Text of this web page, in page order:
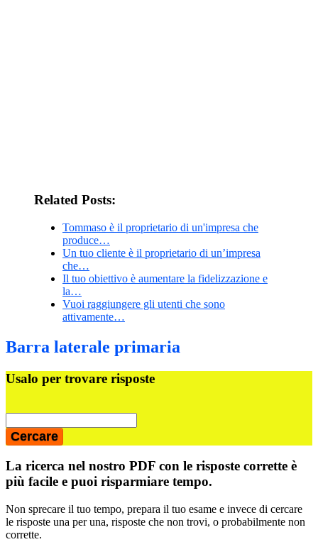
Related Posts:
Tommaso è il proprietario di un'impresa che
produce…
Un tuo cliente è il proprietario di un’impresa
che…
Il tuo obiettivo è aumentare la fidelizzazione e
la…
Vuoi raggiungere gli utenti che sono
attivamente…
Barra laterale primaria
Usalo per trovare risposte
La ricerca nel nostro PDF con le risposte corrette è
più facile e puoi risparmiare tempo.
Non sprecare il tuo tempo, prepara il tuo esame e invece di cercare
le risposte una per una, risposte che non trovi, o probabilmente non
corrette.